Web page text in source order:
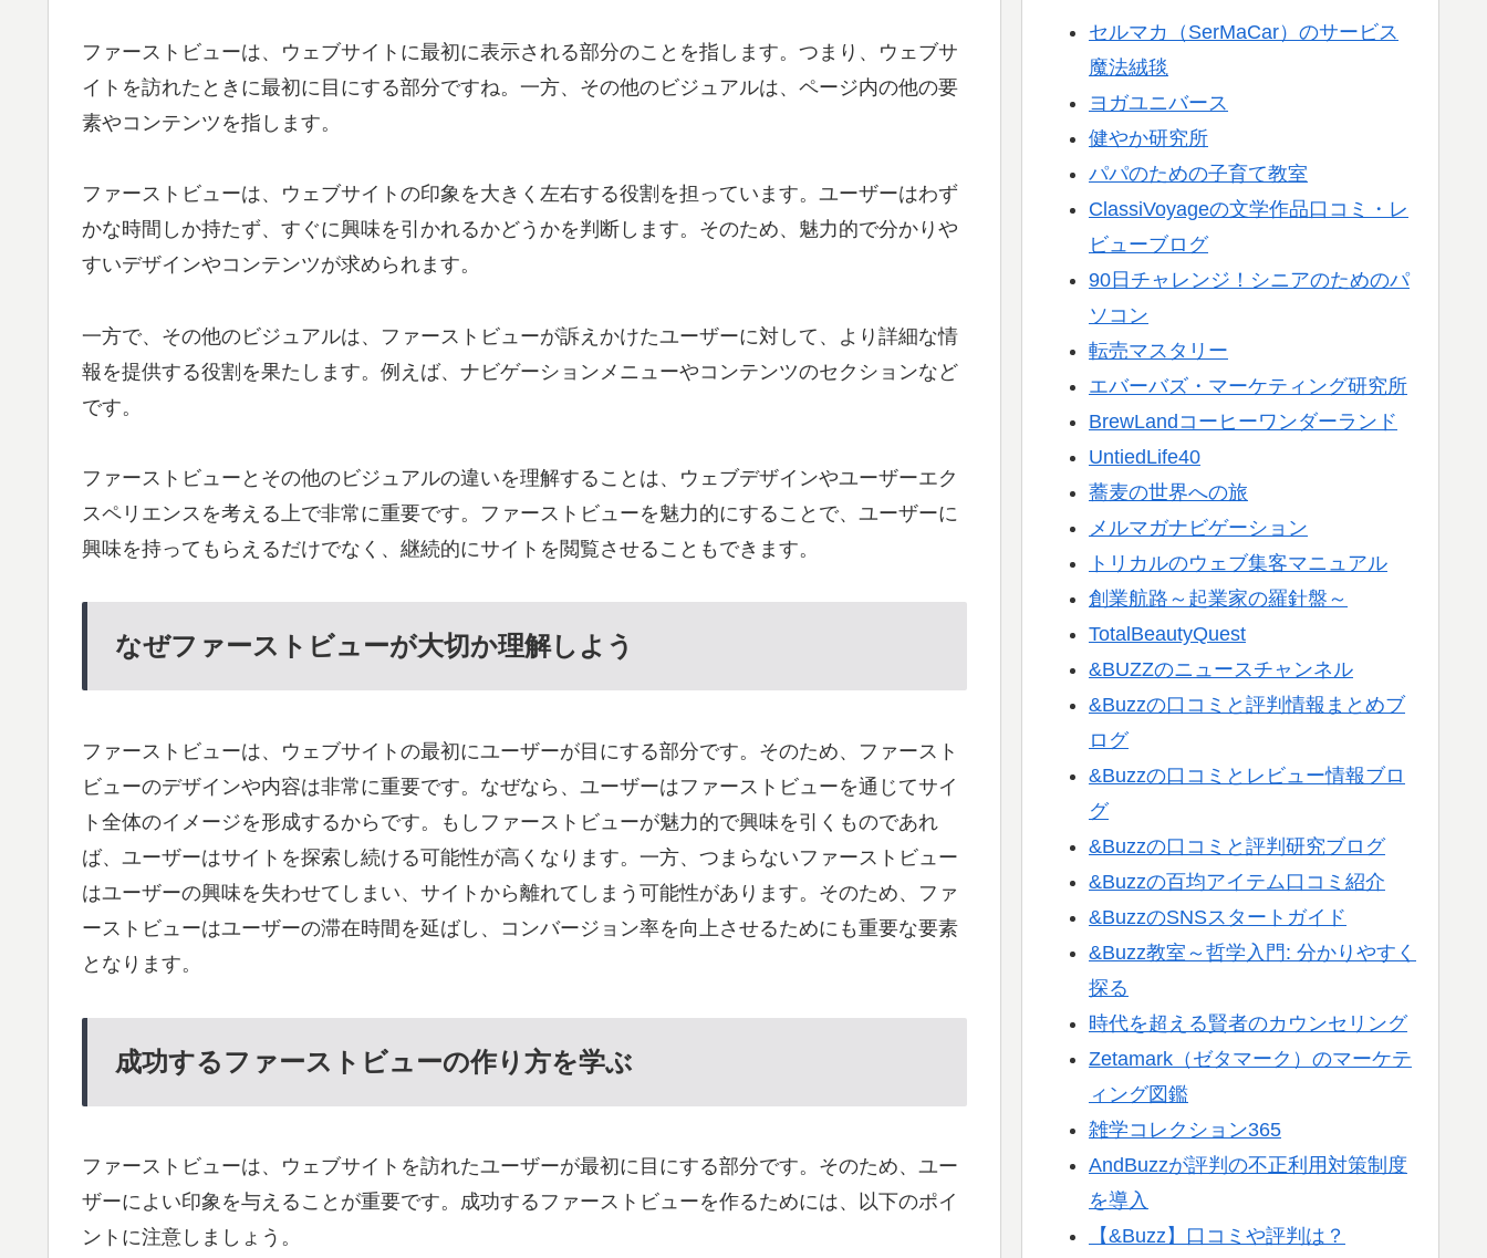
ファーストビューは、ウェブサイトに最初に表示される部分のことを指します。つまり、ウェブサ
イトを訪れたときに最初に目にする部分ですね。一方、その他のビジュアルは、ページ内の他の要
素やコンテンツを指します。
ファーストビューは、ウェブサイトの印象を大きく左右する役割を担っています。ユーザーはわず
かな時間しか持たず、すぐに興味を引かれるかどうかを判断します。そのため、魅力的で分かりや
すいデザインやコンテンツが求められます。
一方で、その他のビジュアルは、ファーストビューが訴えかけたユーザーに対して、より詳細な情
報を提供する役割を果たします。例えば、ナビゲーションメニューやコンテンツのセクションなど
です。
ファーストビューとその他のビジュアルの違いを理解することは、ウェブデザインやユーザーエク
スペリエンスを考える上で非常に重要です。ファーストビューを魅力的にすることで、ユーザーに
興味を持ってもらえるだけでなく、継続的にサイトを閲覧させることもできます。
なぜファーストビューが大切か理解しよう
ファーストビューは、ウェブサイトの最初にユーザーが目にする部分です。そのため、ファースト
ビューのデザインや内容は非常に重要です。なぜなら、ユーザーはファーストビューを通じてサイ
ト全体のイメージを形成するからです。もしファーストビューが魅力的で興味を引くものであれ
ば、ユーザーはサイトを探索し続ける可能性が高くなります。一方、つまらないファーストビュー
はユーザーの興味を失わせてしまい、サイトから離れてしまう可能性があります。そのため、ファ
ーストビューはユーザーの滞在時間を延ばし、コンバージョン率を向上させるためにも重要な要素
となります。
成功するファーストビューの作り方を学ぶ
ファーストビューは、ウェブサイトを訪れたユーザーが最初に目にする部分です。そのため、ユー
ザーによい印象を与えることが重要です。成功するファーストビューを作るためには、以下のポイ
ントに注意しましょう。
セルマカ（SerMaCar）のサービス
魔法絨毯
ヨガユニバース
健やか研究所
パパのための子育て教室
ClassiVoyageの文学作品口コミ・レ
ビューブログ
90日チャレンジ！シニアのためのパ
ソコン
転売マスタリー
エバーバズ・マーケティング研究所
BrewLandコーヒーワンダーランド
UntiedLife40
蕎麦の世界への旅
メルマガナビゲーション
トリカルのウェブ集客マニュアル
創業航路～起業家の羅針盤～
TotalBeautyQuest
&BUZZのニュースチャンネル
&Buzzの口コミと評判情報まとめブ
ログ
&Buzzの口コミとレビュー情報ブロ
グ
&Buzzの口コミと評判研究ブログ
&Buzzの百均アイテム口コミ紹介
&BuzzのSNSスタートガイド
&Buzz教室～哲学入門: 分かりやすく
探る
時代を超える賢者のカウンセリング
Zetamark（ゼタマーク）のマーケテ
ィング図鑑
雑学コレクション365
AndBuzzが評判の不正利用対策制度
を導入
【&Buzz】口コミや評判は？